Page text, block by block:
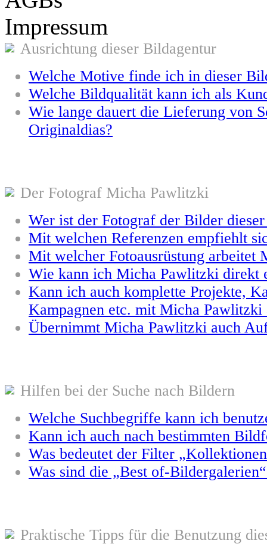
Impressum
Ausrichtung dieser Bildagentur
Welche Motive finde ich in dieser
Welche Bildqualität kann ich als
Wie lange dauert die Lieferung von
Originaldias?
Der Fotograf Micha Pawlitzki
Wer ist der Fotograf der Bilder
Mit welchen Referenzen empfiehlt
Mit welcher Fotoausrüstung arbeitet
Wie kann ich Micha Pawlitzki direkt
Kann ich auch komplette Projekte,
Kampagnen etc. mit Micha Pawlitzki
Übernimmt Micha Pawlitzki auch
Hilfen bei der Suche nach Bildern
Welche Suchbegriffe kann ich
Kann ich auch nach bestimmten
Was bedeutet der Filter
Was sind die „Best of-
Praktische Tipps für die Benutzung